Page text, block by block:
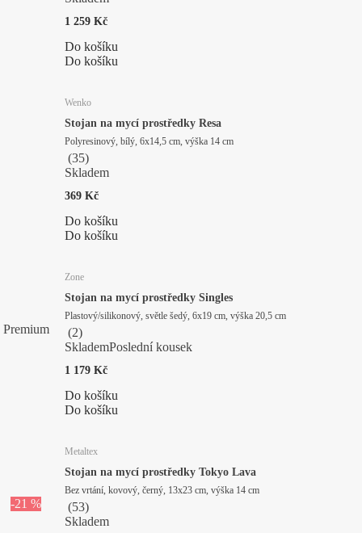
1 259 Kč
Do košíku
Do košíku
Wenko
Stojan na mycí prostředky Resa
Polyresinový, bílý, 6x14,5 cm, výška 14 cm
(35)
Skladem
369 Kč
Do košíku
Do košíku
Premium
Zone
Stojan na mycí prostředky Singles
Plastový/silikonový, světle šedý, 6x19 cm, výška 20,5 cm
(2)
SklademPoslední kousek
1 179 Kč
Do košíku
Do košíku
-21 %
Metaltex
Stojan na mycí prostředky Tokyo Lava
Bez vrtání, kovový, černý, 13x23 cm, výška 14 cm
(53)
Skladem